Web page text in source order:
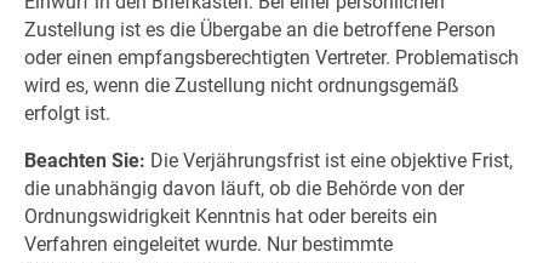
Zustellung ist es die Übergabe an die betroffene Person
oder einen empfangsberechtigten Vertreter. Problematisch
wird es, wenn die Zustellung nicht ordnungsgemäß
erfolgt ist.
Beachten Sie: Die Verjährungsfrist ist eine objektive Frist,
die unabhängig davon läuft, ob die Behörde von der
Ordnungswidrigkeit Kenntnis hat oder bereits ein
Verfahren eingeleitet wurde. Nur bestimmte